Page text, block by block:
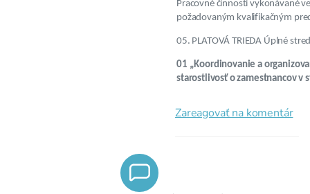
Pracovné činnosti vykonávané
požadovaným kvalifikačným
05. PLATOVÁ TRIEDA Úplné
01 „Koordinovanie a
starostlivosť o zamestnancov v
Zareagovať na komentár